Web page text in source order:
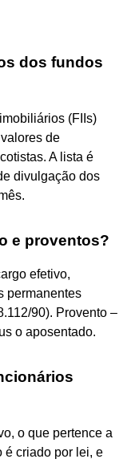
dos fundos
(FIIs)
de
A lista é
divulgação dos
e proventos?
efetivo,
permanentes
90). Provento –
o aposentado.
o que pertence a
é criado por lei, e